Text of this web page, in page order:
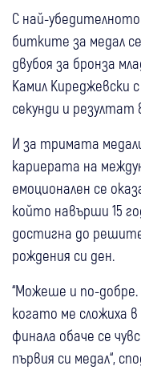
С най-
битките за медал
двубоя за бронза
Камил Киреджевски
секунди и резултат
И за тримата
кариерата на
емоционален се
който навърши 15
достигна до
рождения си ден.
“Можеше и по-добре.
когато ме сложиха
финала обаче се
първия си медал“,